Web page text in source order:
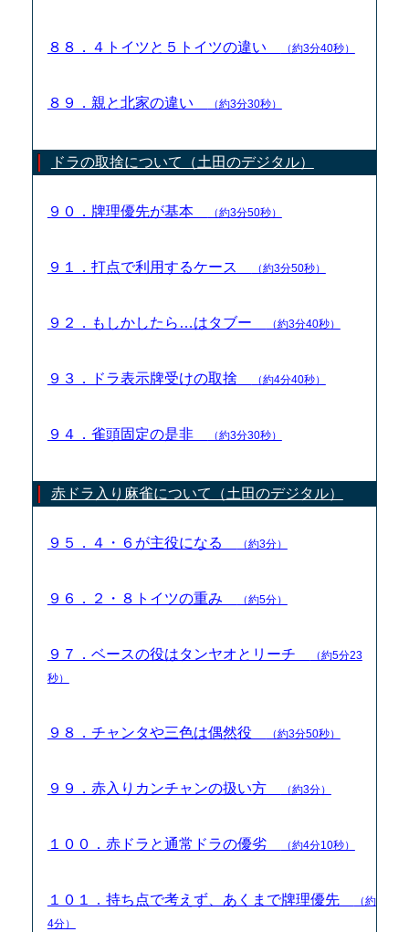
８８．４トイツと５トイツの違い （約3分40秒）
８９．親と北家の違い （約3分30秒）
ドラの取捨について（土田のデジタル）
９０．牌理優先が基本 （約3分50秒）
９１．打点で利用するケース （約3分50秒）
９２．もしかしたら…はタブー （約3分40秒）
９３．ドラ表示牌受けの取捨 （約4分40秒）
９４．雀頭固定の是非 （約3分30秒）
赤ドラ入り麻雀について（土田のデジタル）
９５．４・６が主役になる （約3分）
９６．２・８トイツの重み （約5分）
９７．ベースの役はタンヤオとリーチ
（約5分23
秒）
９８．チャンタや三色は偶然役 （約3分50秒）
９９．赤入りカンチャンの扱い方 （約3分）
１００．赤ドラと通常ドラの優劣 （約4分10秒）
１０１．持ち点で考えず、あくまで牌理優先
（約
4分）